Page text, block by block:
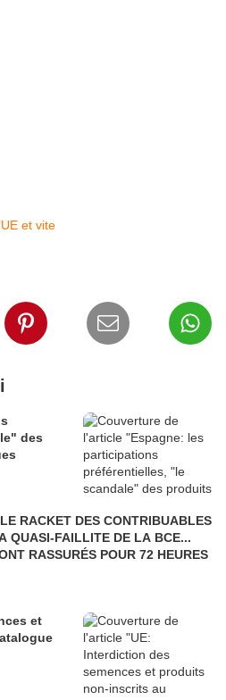
et vite
des
RACKET DES CONTRIBUABLES
QUASI-FAILLITE DE LA BCE...
RASSURÉS POUR 72 HEURES
et